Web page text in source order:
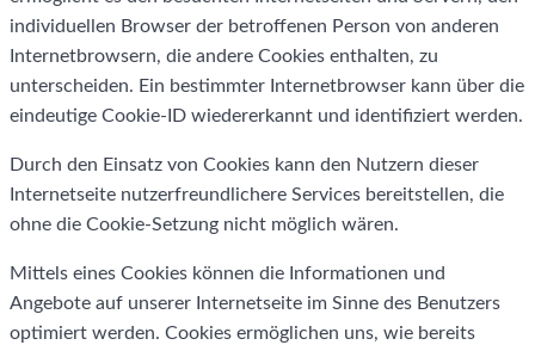
individuellen Browser der betroffenen Person von anderen
Internetbrowsern, die andere Cookies enthalten, zu
unterscheiden. Ein bestimmter Internetbrowser kann über die
eindeutige Cookie-ID wiedererkannt und identifiziert werden.
Durch den Einsatz von Cookies kann den Nutzern dieser
Internetseite nutzerfreundlichere Services bereitstellen, die
ohne die Cookie-Setzung nicht möglich wären.
Mittels eines Cookies können die Informationen und
Angebote auf unserer Internetseite im Sinne des Benutzers
optimiert werden. Cookies ermöglichen uns, wie bereits